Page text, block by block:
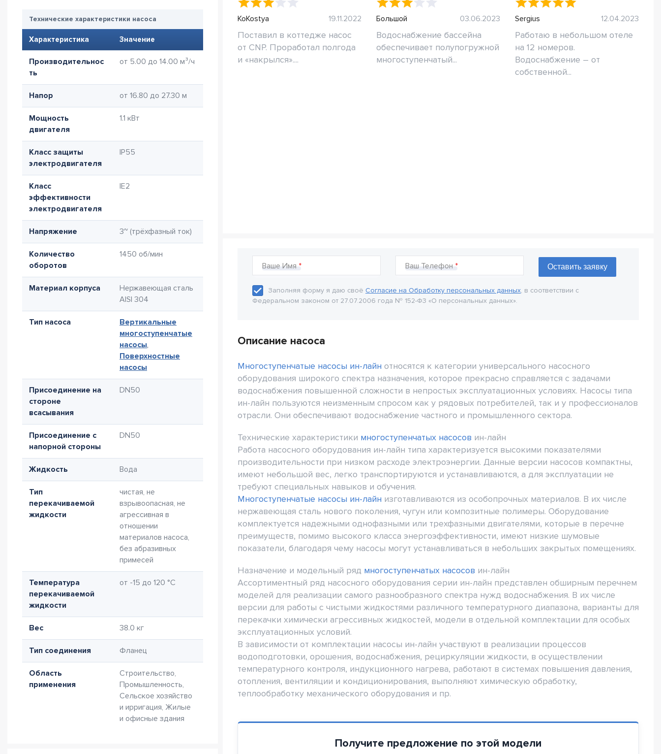
Технические характеристики насоса
Характеристика Значение
Производительнос
ть
от 5.00 до 14.00 м³/ч
Напор от 16.80 до 27.30 м
Мощность
двигателя
1.1 кВт
Класс защиты
электродвигателя
IP55
Класс
эффективности
электродвигателя
IE2
Напряжение 3~ (трёхфазный ток)
Количество
оборотов
1450 об/мин
Материал корпуса
Нержавеющая сталь
AISI 304
Тип насоса
Вертикальные
многоступенчатые
насосы,
Поверхностные
насосы
Присоединение на
стороне
всасывания
DN50
Присоединение с
напорной стороны
DN50
Жидкость Вода
Тип
перекачиваемой
жидкости
чистая, не
взрывоопасная, не
агрессивная в
отношении
материалов насоса,
без абразивных
примесей
Температура
перекачиваемой
жидкости
от -15 до 120 °C
Вес 38.0 кг
Тип соединения Фланец
Область
применения
Строительство,
Промышленность,
Сельское хозяйство
и ирригация, Жилые
и офисные здания
KoKostya 19.11.2022
Поставил в коттедже насос
от CNP. Проработал полгода
и «накрылся»....
Большой 03.06.2023
Водоснабжение бассейна
обеспечивает полупогружной
многоступенчатый...
Sergius 12.04.2023
Работаю в небольшом отеле
на 12 номеров.
Водоснабжение – от
собственной...
Ваше Имя Ваш Телефон
Заполняя форму я даю своё Согласие на Обработку персональных данных, в соответствии с
Федеральном законом от 27.07.2006 года № 152-Ф3 «О персональных данных».
Описание насоса
Многоступенчатые насосы ин-лайн относятся к категории универсального насосного
оборудования широкого спектра назначения, которое прекрасно справляется с задачами
водоснабжения повышенной сложности в непростых эксплуатационных условиях. Насосы типа
ин-лайн пользуются неизменным спросом как у рядовых потребителей, так и у профессионалов
отрасли. Они обеспечивают водоснабжение частного и промышленного сектора.
Технические характеристики многоступенчатых насосов ин-лайн
Работа насосного оборудования ин-лайн типа характеризуется высокими показателями
производительности при низком расходе электроэнергии. Данные версии насосов компактны,
имеют небольшой вес, легко транспортируются и устанавливаются, а для эксплуатации не
требуют специальных навыков и обучения.
Многоступенчатые насосы ин-лайн изготавливаются из особопрочных материалов. В их числе
нержавеющая сталь нового поколения, чугун или композитные полимеры. Оборудование
комплектуется надежными однофазными или трехфазными двигателями, которые в перечне
преимуществ, помимо высокого класса энергоэффективности, имеют низкие шумовые
показатели, благодаря чему насосы могут устанавливаться в небольших закрытых помещениях.
Назначение и модельный ряд многоступенчатых насосов ин-лайн
Ассортиментный ряд насосного оборудования серии ин-лайн представлен обширным перечнем
моделей для реализации самого разнообразного спектра нужд водоснабжения. В их числе
версии для работы с чистыми жидкостями различного температурного диапазона, варианты для
перекачки химически агрессивных жидкостей, модели в отдельной комплектации для особых
эксплуатационных условий.
В зависимости от комплектации насосы ин-лайн участвуют в реализации процессов
водоподготовки, орошения, водоснабжения, рециркуляции жидкости, в осуществлении
температурного контроля, индукционного нагрева, работают в системах повышения давления,
отопления, вентиляции и кондиционирования, выполняют химическую обработку,
теплообработку механического оборудования и пр.
Получите предложение по этой модели